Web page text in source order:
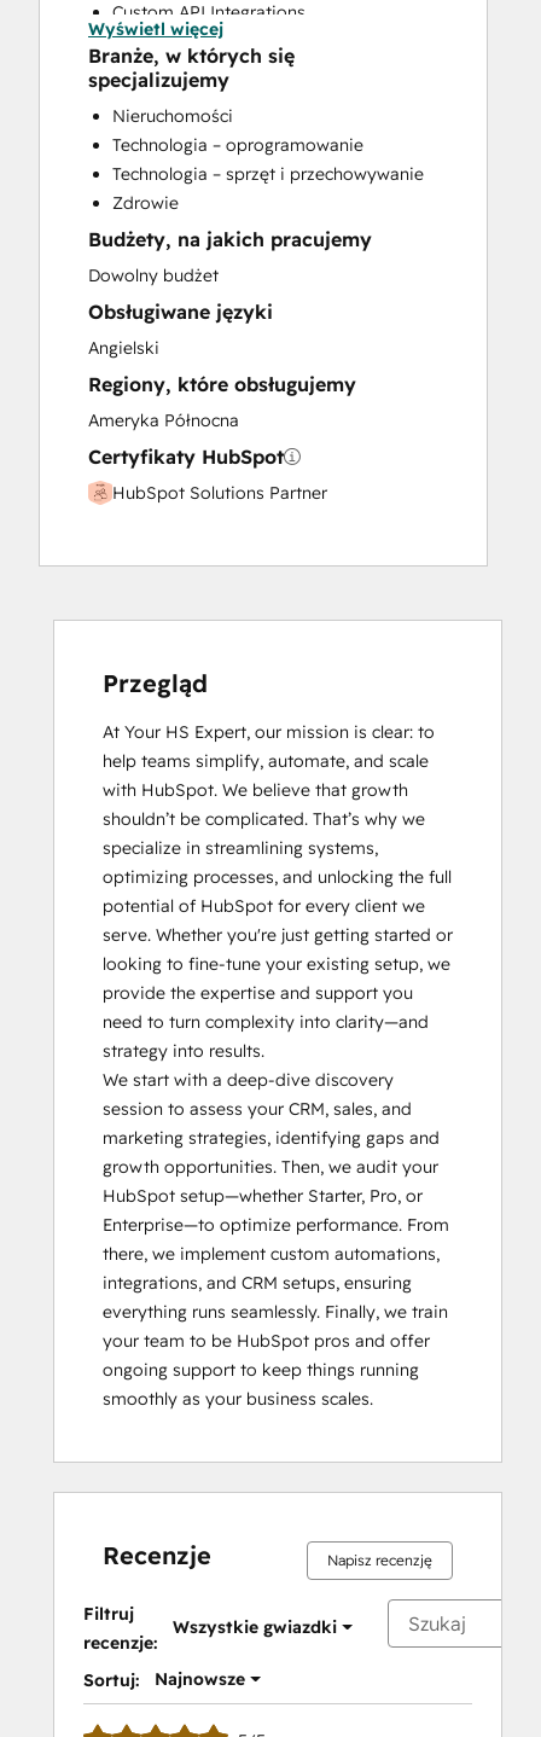
Custom API Integrations
Customer Marketing
Customer Success Training
Customer Support Training
Customer Survey and Analysis
Full Inbound Marketing Services
Help Desk Implementation
HubSpot Onboarding
Knowledge Base Development
Paid Advertising
Programmable Automation
Sales and Marketing Alignment
Sales Coaching and Training
Sales Enablement
Search Engine Optimization
Website Design
Website Development
Website Migration
Wyświetl więcej
Branże, w których się
specjalizujemy
Nieruchomości
Technologia – oprogramowanie
Technologia – sprzęt i przechowywanie
Zdrowie
Budżety, na jakich pracujemy
Dowolny budżet
Obsługiwane języki
Angielski
Regiony, które obsługujemy
Ameryka Północna
Certyfikaty HubSpot
HubSpot Solutions Partner
Przegląd
At Your HS Expert, our mission is clear: to
help teams simplify, automate, and scale
with HubSpot. We believe that growth
shouldn’t be complicated. That’s why we
specialize in streamlining systems,
optimizing processes, and unlocking the full
potential of HubSpot for every client we
serve. Whether you're just getting started or
looking to fine-tune your existing setup, we
provide the expertise and support you
need to turn complexity into clarity—and
strategy into results.
We start with a deep-dive discovery
session to assess your CRM, sales, and
marketing strategies, identifying gaps and
growth opportunities. Then, we audit your
HubSpot setup—whether Starter, Pro, or
Enterprise—to optimize performance. From
there, we implement custom automations,
integrations, and CRM setups, ensuring
everything runs seamlessly. Finally, we train
your team to be HubSpot pros and offer
ongoing support to keep things running
smoothly as your business scales.
Recenzje Napisz recenzję
Filtruj
recenzje:
Wszystkie gwiazdki
Sortuj: Najnowsze